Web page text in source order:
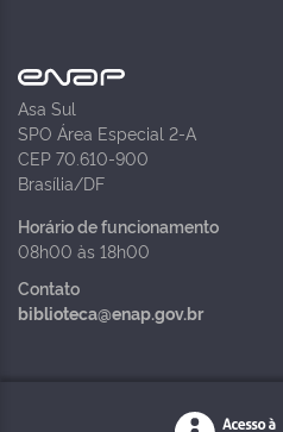
Asa Sul
SPO Área Especial 2-A
CEP 70.610-900
Brasília/DF
Horário de funcionamento
08h00 às 18h00
Contato
biblioteca@enap.gov.br